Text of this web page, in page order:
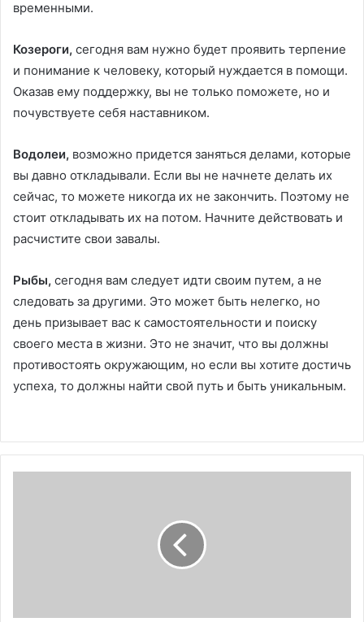
временными.
Козероги, сегодня вам нужно будет проявить терпение
и понимание к человеку, который нуждается в помощи.
Оказав ему поддержку, вы не только поможете, но и
почувствуете себя наставником.
Водолеи, возможно придется заняться делами, которые
вы давно откладывали. Если вы не начнете делать их
сейчас, то можете никогда их не закончить. Поэтому не
стоит откладывать их на потом. Начните действовать и
расчистите свои завалы.
Рыбы, сегодня вам следует идти своим путем, а не
следовать за другими. Это может быть нелегко, но
день призывает вас к самостоятельности и поиску
своего места в жизни. Это не значит, что вы должны
противостоять окружающим, но если вы хотите достичь
успеха, то должны найти свой путь и быть уникальным.